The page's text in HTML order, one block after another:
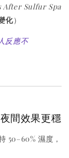
After Sulfur Spa
化）
反應不
間效果更穩
50–60% 濕度，